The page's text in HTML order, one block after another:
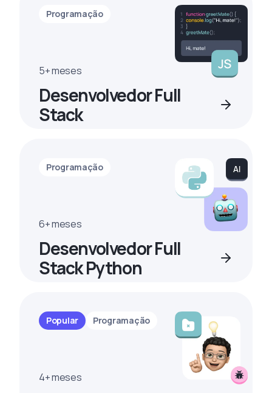
Programação
5+ meses
Desenvolvedor Full
Stack
Programação
6+ meses
Desenvolvedor Full
Stack Python
Popular Programação
4+ meses